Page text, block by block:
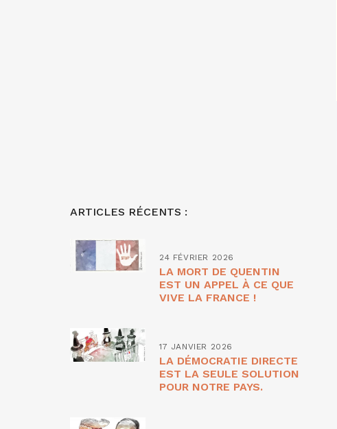
ARTICLES RÉCENTS :
24 FÉVRIER 2026
LA MORT DE QUENTIN
EST UN APPEL À CE QUE
VIVE LA FRANCE !
17 JANVIER 2026
LA DÉMOCRATIE DIRECTE
EST LA SEULE SOLUTION
POUR NOTRE PAYS.